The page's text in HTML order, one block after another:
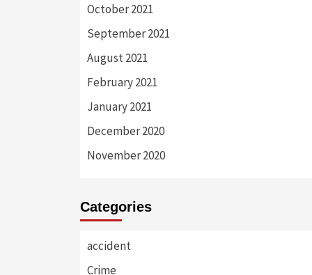
October 2021
September 2021
August 2021
February 2021
January 2021
December 2020
November 2020
Categories
accident
Crime